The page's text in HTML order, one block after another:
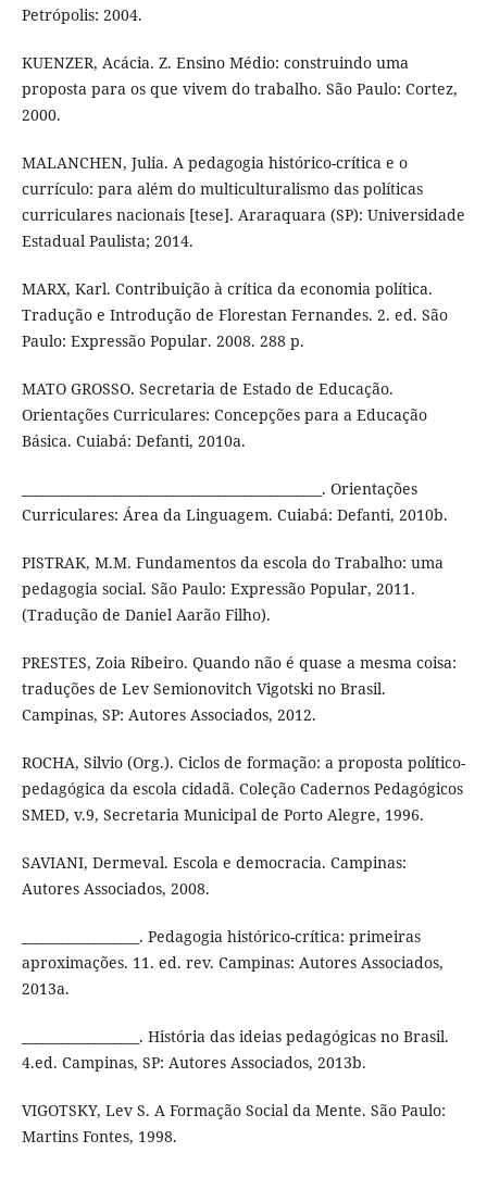
Petrópolis: 2004.
KUENZER, Acácia. Z. Ensino Médio: construindo uma
proposta para os que vivem do trabalho. São Paulo: Cortez,
2000.
MALANCHEN, Julia. A pedagogia histórico-crítica e o
currículo: para além do multiculturalismo das políticas
curriculares nacionais [tese]. Araraquara (SP): Universidade
Estadual Paulista; 2014.
MARX, Karl. Contribuição à crítica da economia política.
Tradução e Introdução de Florestan Fernandes. 2. ed. São
Paulo: Expressão Popular. 2008. 288 p.
MATO GROSSO. Secretaria de Estado de Educação.
Orientações Curriculares: Concepções para a Educação
Básica. Cuiabá: Defanti, 2010a.
______________________________________________. Orientações
Curriculares: Área da Linguagem. Cuiabá: Defanti, 2010b.
PISTRAK, M.M. Fundamentos da escola do Trabalho: uma
pedagogia social. São Paulo: Expressão Popular, 2011.
(Tradução de Daniel Aarão Filho).
PRESTES, Zoia Ribeiro. Quando não é quase a mesma coisa:
traduções de Lev Semionovitch Vigotski no Brasil.
Campinas, SP: Autores Associados, 2012.
ROCHA, Silvio (Org.). Ciclos de formação: a proposta político-
pedagógica da escola cidadã. Coleção Cadernos Pedagógicos
SMED, v.9, Secretaria Municipal de Porto Alegre, 1996.
SAVIANI, Dermeval. Escola e democracia. Campinas:
Autores Associados, 2008.
__________________. Pedagogia histórico-crítica: primeiras
aproximações. 11. ed. rev. Campinas: Autores Associados,
2013a.
__________________. História das ideias pedagógicas no Brasil.
4.ed. Campinas, SP: Autores Associados, 2013b.
VIGOTSKY, Lev S. A Formação Social da Mente. São Paulo:
Martins Fontes, 1998.